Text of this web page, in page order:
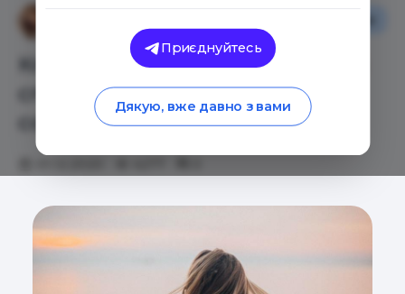
Кто такой навигатор, или 5
способов помочь ребенку с
самоопределением
Приєднуйтесь
Дякую, вже давно з вами